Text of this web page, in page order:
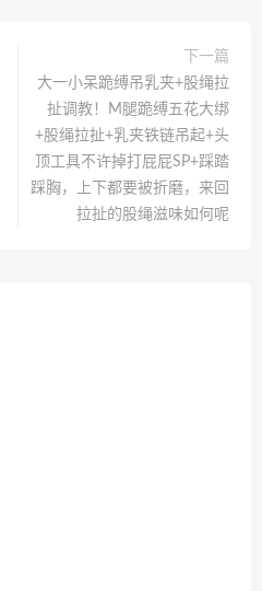
下一篇
大一小呆跪缚吊乳夹+股绳拉
扯调教！M腿跪缚五花大绑
+股绳拉扯+乳夹铁链吊起+头
顶工具不许掉打屁屁SP+踩踏
踩胸，上下都要被折磨，来回
拉扯的股绳滋味如何呢